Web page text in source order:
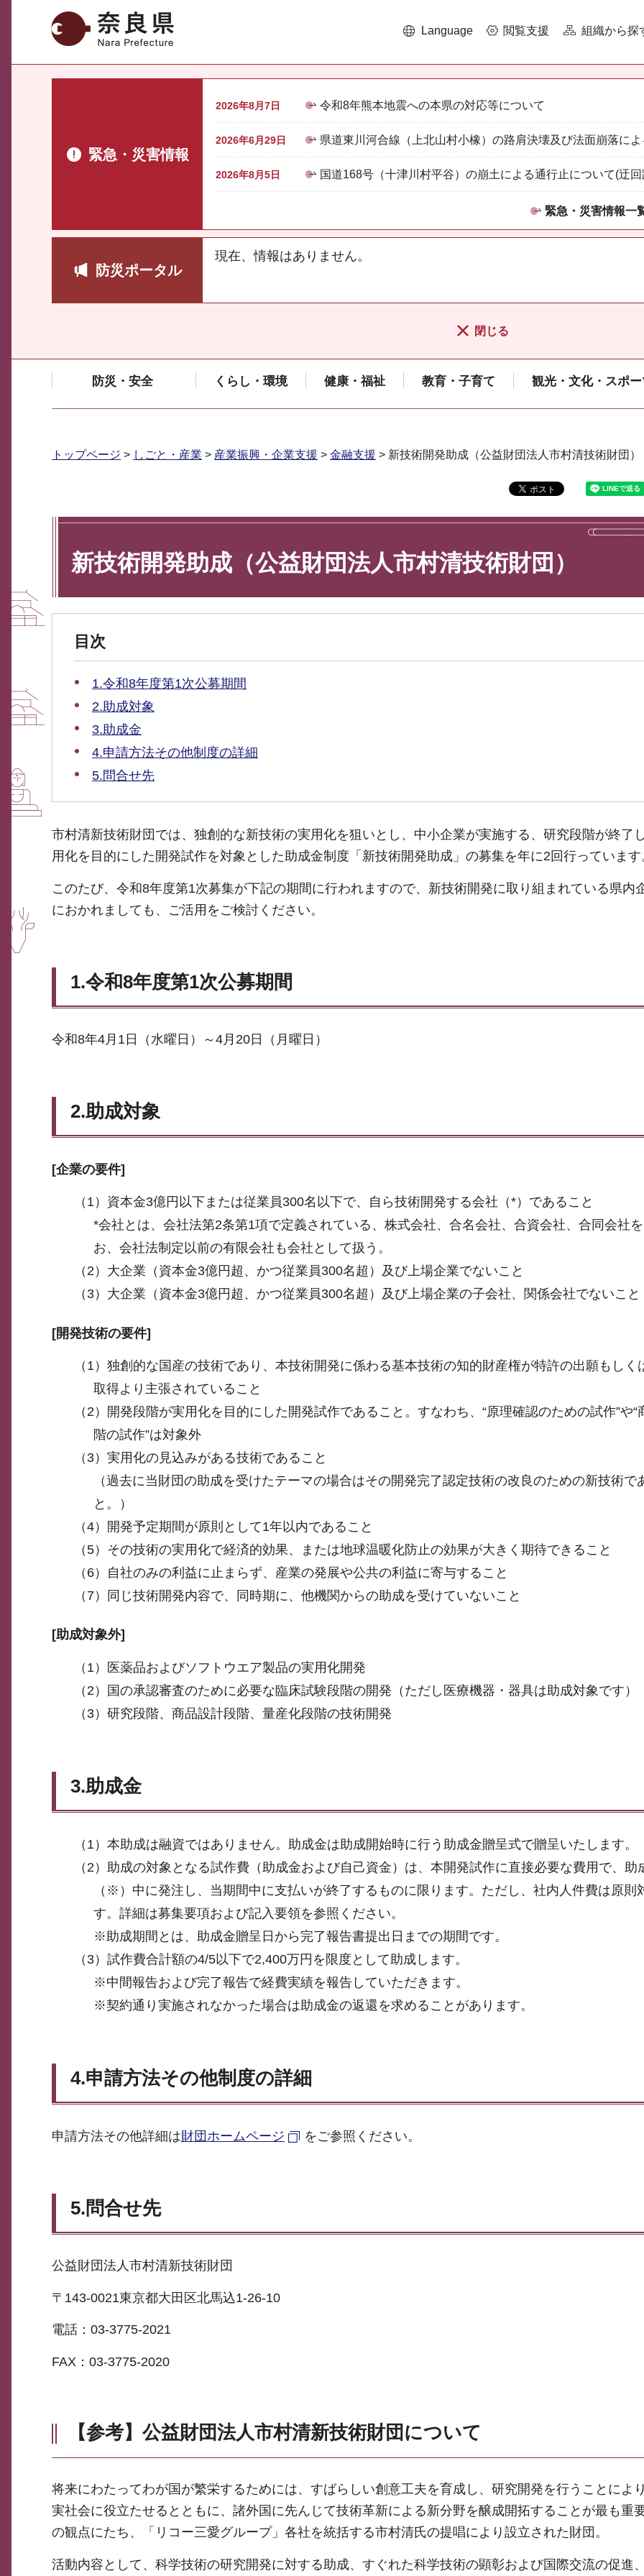
奈良県 Language 閲覧支援 組織から探
緊急・災害情報
2026年8月7日 令和8年熊本地震への本県の対応等について
2026年6月29日 県道東川河合線（上北山村小橡）の路肩決壊及び法面崩落に
2026年8月5日 国道168号（十津川村平谷）の崩土による通行止について(迂
緊急・災害情報一
防災ポータル
現在、情報はありません。
閉じる
防災・安全 くらし・環境 健康・福祉 教育・子育て 観光・文化・スポー
トップページ > しごと・産業 > 産業振興・企業支援 > 金融支援 > 新技術開発助成（公益財団法人市村清技術財団）
新技術開発助成（公益財団法人市村清技術財団）
目次
1.令和8年度第1次公募期間
2.助成対象
3.助成金
4.申請方法その他制度の詳細
5.問合せ先
市村清新技術財団では、独創的な新技術の実用化を狙いとし、中小企業が実施する、研究段階が終了
用化を目的にした開発試作を対象とした助成金制度「新技術開発助成」の募集を年に2回行っています
このたび、令和8年度第1次募集が下記の期間に行われますので、新技術開発に取り組まれている県内
におかれましても、ご活用をご検討ください。
1.令和8年度第1次公募期間
令和8年4月1日（水曜日）～4月20日（月曜日）
2.助成対象
[企業の要件]
（1）資本金3億円以下または従業員300名以下で、自ら技術開発する会社（*）であること
*会社とは、会社法第2条第1項で定義されている、株式会社、合名会社、合資会社、合同会社
お、会社法制定以前の有限会社も会社として扱う。
（2）大企業（資本金3億円超、かつ従業員300名超）及び上場企業でないこと
（3）大企業（資本金3億円超、かつ従業員300名超）及び上場企業の子会社、関係会社でないこと
[開発技術の要件]
（1）独創的な国産の技術であり、本技術開発に係わる基本技術の知的財産権が特許の出願もしく
取得より主張されていること
（2）開発段階が実用化を目的にした開発試作であること。すなわち、“原理確認のための試作”や“
階の試作”は対象外
（3）実用化の見込みがある技術であること
（過去に当財団の助成を受けたテーマの場合はその開発完了認定技術の改良のための新技術で
と。）
（4）開発予定期間が原則として1年以内であること
（5）その技術の実用化で経済的効果、または地球温暖化防止の効果が大きく期待できること
（6）自社のみの利益に止まらず、産業の発展や公共の利益に寄与すること
（7）同じ技術開発内容で、同時期に、他機関からの助成を受けていないこと
[助成対象外]
（1）医薬品およびソフトウエア製品の実用化開発
（2）国の承認審査のために必要な臨床試験段階の開発（ただし医療機器・器具は助成対象です）
（3）研究段階、商品設計段階、量産化段階の技術開発
3.助成金
（1）本助成は融資ではありません。助成金は助成開始時に行う助成金贈呈式で贈呈いたします。
（2）助成の対象となる試作費（助成金および自己資金）は、本開発試作に直接必要な費用で、助
（※）中に発注し、当期間中に支払いが終了するものに限ります。ただし、社内人件費は原則
す。詳細は募集要項および記入要領を参照ください。
※助成期間とは、助成金贈呈日から完了報告書提出日までの期間です。
（3）試作費合計額の4/5以下で2,400万円を限度として助成します。
※中間報告および完了報告で経費実績を報告していただきます。
※契約通り実施されなかった場合は助成金の返還を求めることがあります。
4.申請方法その他制度の詳細
申請方法その他詳細は財団ホームページ をご参照ください。
5.問合せ先
公益財団法人市村清新技術財団
〒143-0021東京都大田区北馬込1-26-10
電話：03-3775-2021
FAX：03-3775-2020
【参考】公益財団法人市村清新技術財団について
将来にわたってわが国が繁栄するためには、すばらしい創意工夫を育成し、研究開発を行うことによ
実社会に役立たせるとともに、諸外国に先んじて技術革新による新分野を醸成開拓することが最も重
の観点にたち、「リコー三愛グループ」各社を統括する市村清氏の提唱により設立された財団。
活動内容として、科学技術の研究開発に対する助成、すぐれた科学技術の顕彰および国際交流の促進